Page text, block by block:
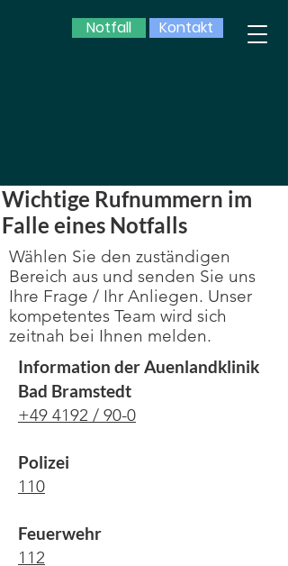
Kontakt
Notfall
Wichtige Rufnummern im
Falle eines Notfalls
Wählen Sie den zuständigen
Bereich aus und senden Sie uns
Ihre Frage / Ihr Anliegen. Unser
kompetentes Team wird sich
zeitnah bei Ihnen melden.
Information der Auenlandklinik
Bad Bramstedt
+49 4192 / 90-0
Polizei
110
Feuerwehr
112